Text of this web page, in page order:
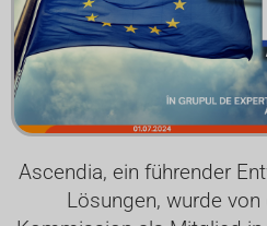
Ascendia, ein führender
Lösungen, wurde